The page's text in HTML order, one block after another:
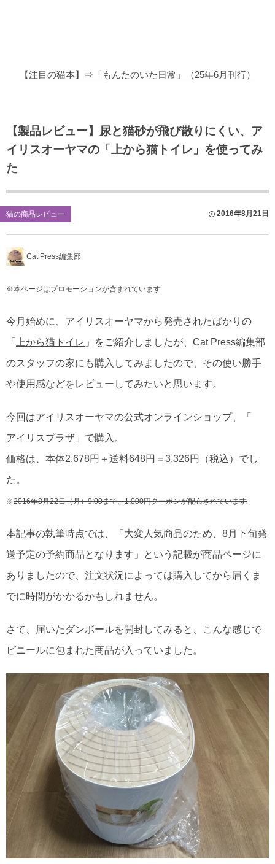
【注目の猫本】⇒「もんたのいた日常」（25年6月刊行）
【製品レビュー】尿と猫砂が飛び散りにくい、ア
イリスオーヤマの「上から猫トイレ」を使ってみ
た
猫の商品レビュー 2016年8月21日
Cat Press編集部
※本ページはプロモーションが含まれています
今月始めに、アイリスオーヤマから発売されたばかりの
「
上から猫トイレ 」をご紹介しましたが、Cat Press編集部
のスタッフの家にも購入してみましたので、その使い勝手
や使用感などをレビューしてみたいと思います。
今回はアイリスオーヤマの公式オンラインショップ、「
アイリスプラザ 」で購入。
価格は、本体2,678円＋送料648円＝3,326円（税込）でし
た。
※2016年8月22日（月）9:00まで、1,000円クーポンが配布されています
本記事の執筆時点では、「大変人気商品のため、8月下旬発
送予定の予約商品となります」という記載が商品ページに
ありましたので、注文状況によっては購入してから届くま
でに時間がかかるかもしれません。
さて、届いたダンボールを開封してみると、こんな感じで
ビニールに包まれた商品が入っていました。
猫のゲーム・アプリ